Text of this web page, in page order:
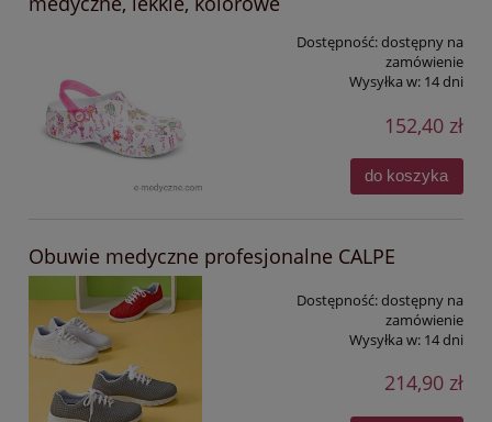
Dostępność:dostępny na
zamówienie
Wysyłka w: 14 dni
152,40 zł
do koszyka
Obuwie medyczne profesjonalne CALPE
Dostępność:dostępny na
zamówienie
Wysyłka w: 14 dni
214,90 zł